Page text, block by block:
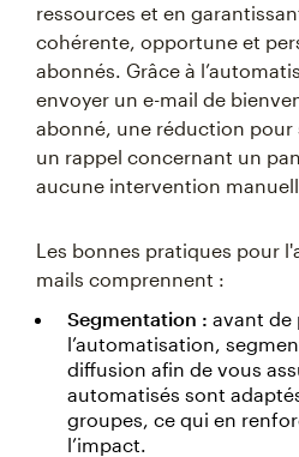
ressources et en
cohérente, opportune et
abonnés. Grâce à
envoyer un e-mail de
abonné, une réduction pour
un rappel concernant un
aucune intervention
Les bonnes pratiques pour
mails comprennent :
Segmentation : avant de
l’automatisation,
diffusion afin de vous
automatisés sont
groupes, ce qui en
l’impact.